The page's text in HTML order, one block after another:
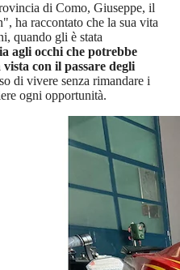
di Como, Giuseppe, il
ha raccontato che la sua vita
quando gli è stata
agli occhi che potrebbe
con il passare degli
di vivere senza rimandare i
ogni opportunità.